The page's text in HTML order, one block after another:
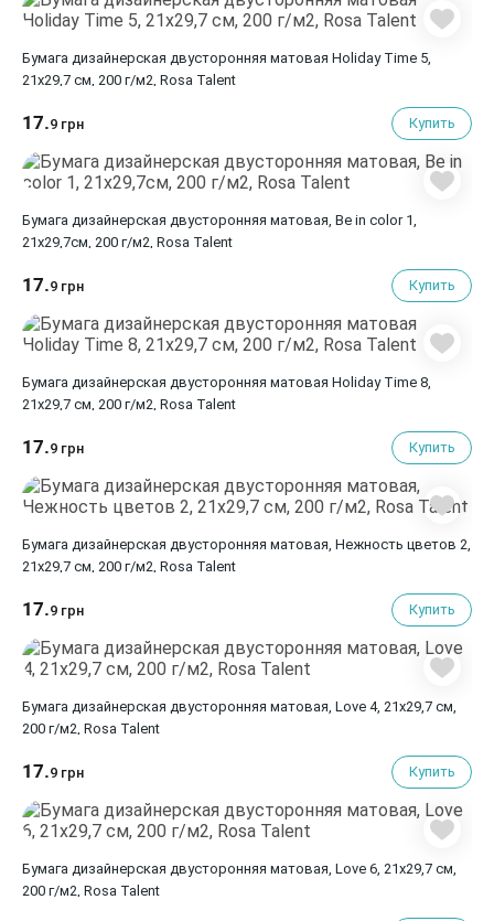
Бумага дизайнерская двусторонняя матовая Holiday Time 5,
21х29,7 см, 200 г/м2, Rosa Talent
17.9 грн Купить
Бумага дизайнерская двусторонняя матовая, Be in color 1,
21х29,7см, 200 г/м2, Rosa Talent
17.9 грн Купить
Бумага дизайнерская двусторонняя матовая Holiday Time 8,
21х29,7 см, 200 г/м2, Rosa Talent
17.9 грн Купить
Бумага дизайнерская двусторонняя матовая, Нежность цветов 2,
21х29,7 см, 200 г/м2, Rosa Talent
17.9 грн Купить
Бумага дизайнерская двусторонняя матовая, Love 4, 21х29,7 см,
200 г/м2, Rosa Talent
17.9 грн Купить
Бумага дизайнерская двусторонняя матовая, Love 6, 21х29,7 см,
200 г/м2, Rosa Talent